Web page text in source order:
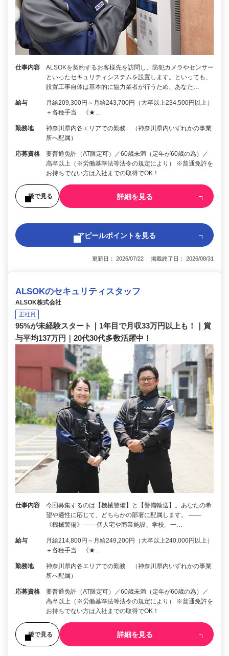
仕事内容
ALSOKを契約するお客様先を訪問し、防犯カメラやセンサー
といったセキュリティシステムを設置します。といっても、
設置工事自体は基本的に協力業者が行うため、あなた…
給与
月給209,300円～月給243,700円（大卒以上234,500円以上）
＋各種手当 《★…
勤務地
神奈川県内各エリアでの勤務 （神奈川県内いずれかの事業
所へ配属）
応募資格
要普通免許（AT限定可）／60歳未満（定年が60歳の為）／
高卒以上（※労働基準法等法令の規定により） ※普通免許を
お持ちでない方は入社までの取得でOK！
後で見る 詳細を見る
アピールポイントを見る
更新日： 2026/07/22 掲載終了日： 2026/08/31
ALSOKのセキュリティスタッフ
ALSOK株式会社
正社員
95%が未経験スタート｜1年目で月収33万円以上も！｜賞
与平均137万円｜20代30代多数活躍中！
仕事内容
今回募集するのは【機械警備】と【警備輸送】。あなたの希
望や適性に応じて、どちらかの部署に配属します。 ――
《機械警備》―― 個人宅や商業施設、学校、一…
給与
月給214,800円～月給249,200円（大卒以上240,000円以上）
＋各種手当 《★…
勤務地
神奈川県内各エリアでの勤務 （神奈川県内いずれかの事業
所へ配属）
応募資格
要普通免許（AT限定可）／60歳未満（定年が60歳の為）／
高卒以上（※労働基準法等法令の規定により） ※普通免許を
お持ちでない方は入社までの取得でOK！
後で見る 詳細を見る